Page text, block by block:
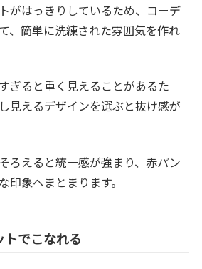
がはっきりしているため、コーデ
、簡単に洗練された雰囲気を作れ
ぎると重く見えることがあるた
見えるデザインを選ぶと抜け感が
ろえると統一感が強まり、赤パン
印象へまとまります。
でこなれる